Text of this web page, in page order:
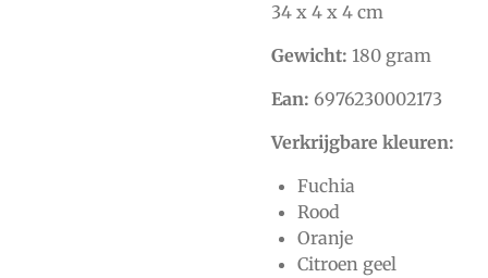
34 x 4 x 4 cm
Gewicht: 180 gram
Ean: 6976230002173
Verkrijgbare kleuren:
Fuchia
Rood
Oranje
Citroen geel